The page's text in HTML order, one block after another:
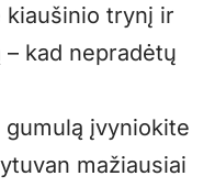
kiaušinio trynį ir
kad nepradėtų
įvyniokite
mažiausiai